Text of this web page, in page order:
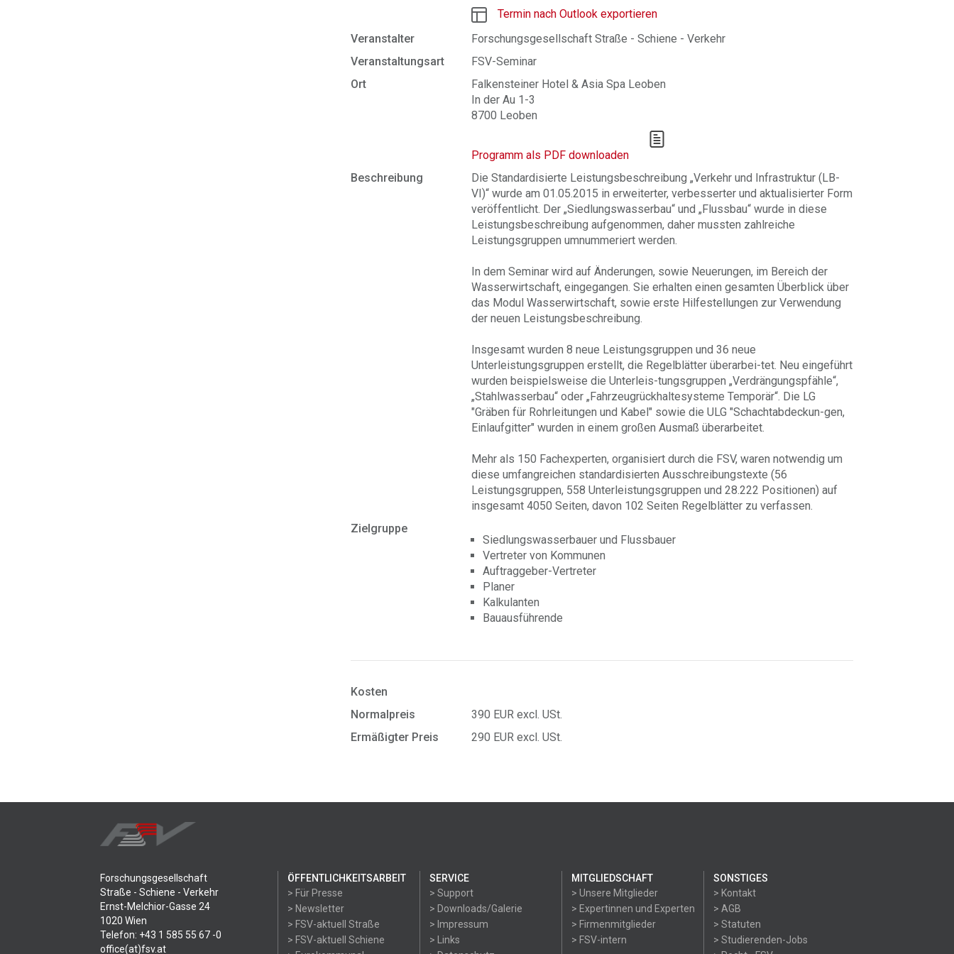
Termin nach Outlook exportieren
Veranstalter
Forschungsgesellschaft Straße - Schiene - Verkehr
Veranstaltungsart
FSV-Seminar
Ort
Falkensteiner Hotel & Asia Spa Leoben
In der Au 1-3
8700 Leoben
Programm als PDF downloaden
Beschreibung
Die Standardisierte Leistungsbeschreibung „Verkehr und Infrastruktur (LB-
VI)“ wurde am 01.05.2015 in erweiterter, verbesserter und aktualisierter Form
veröffentlicht. Der „Siedlungswasserbau“ und „Flussbau“ wurde in diese
Leistungsbeschreibung aufgenommen, daher mussten zahlreiche
Leistungsgruppen umnummeriert werden.
In dem Seminar wird auf Änderungen, sowie Neuerungen, im Bereich der
Wasserwirtschaft, eingegangen. Sie erhalten einen gesamten Überblick über
das Modul Wasserwirtschaft, sowie erste Hilfestellungen zur Verwendung
der neuen Leistungsbeschreibung.
Insgesamt wurden 8 neue Leistungsgruppen und 36 neue
Unterleistungsgruppen erstellt, die Regelblätter überarbei-tet. Neu eingeführt
wurden beispielsweise die Unterleis-tungsgruppen „Verdrängungspfähle“,
„Stahlwasserbau“ oder „Fahrzeugrückhaltesysteme Temporär“. Die LG
"Gräben für Rohrleitungen und Kabel" sowie die ULG "Schachtabdeckun-gen,
Einlaufgitter" wurden in einem großen Ausmaß überarbeitet.
Mehr als 150 Fachexperten, organisiert durch die FSV, waren notwendig um
diese umfangreichen standardisierten Ausschreibungstexte (56
Leistungsgruppen, 558 Unterleistungsgruppen und 28.222 Positionen) auf
insgesamt 4050 Seiten, davon 102 Seiten Regelblätter zu verfassen.
Zielgruppe
Siedlungswasserbauer und Flussbauer
Vertreter von Kommunen
Auftraggeber-Vertreter
Planer
Kalkulanten
Bauausführende
Kosten
Normalpreis
390 EUR excl. USt.
Ermäßigter Preis
290 EUR excl. USt.
Forschungsgesellschaft
Straße - Schiene - Verkehr
Ernst-Melchior-Gasse 24
1020 Wien
Telefon: +43 1 585 55 67 -0
office(at)fsv.at
ÖFFENTLICHKEITSARBEIT
> Für Presse
> Newsletter
> FSV-aktuell Straße
> FSV-aktuell Schiene
SERVICE
> Support
> Downloads/Galerie
> Impressum
> Links
MITGLIEDSCHAFT
> Unsere Mitglieder
> Expertinnen und Experten
> Firmenmitglieder
> FSV-intern
SONSTIGES
> Kontakt
> AGB
> Statuten
> Studierenden-Jobs